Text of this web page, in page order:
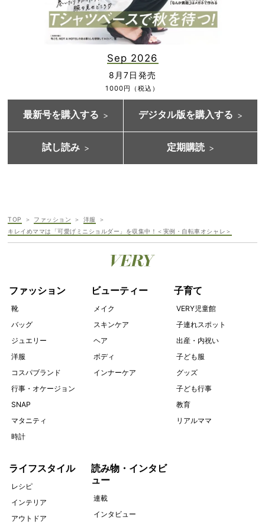
Sep 2026
8月7日発売
1000円（税込）
最新号を購入する デジタル版を購入する
試し読み 定期購読
TOP ファッション
洋服
キレイめママは「可愛げミニショルダー」を収集中！＜実例・自転車オシャレ＞
ファッション
靴
バッグ
ジュエリー
洋服
コスパブランド
行事・オケージョン
SNAP
マタニティ
時計
ビューティー
メイク
スキンケア
ヘア
ボディ
インナーケア
子育て
VERY児童館
子連れスポット
出産・内祝い
子ども服
グッズ
子ども行事
教育
リアルママ
ライフスタイル
レシピ
インテリア
アウトドア
読み物・インタビ
ュー
連載
インタビュー